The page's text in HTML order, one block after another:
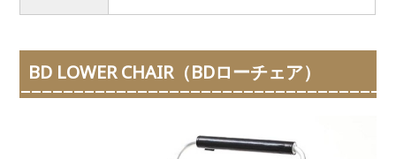
BD LOWER CHAIR（BDローチェア）